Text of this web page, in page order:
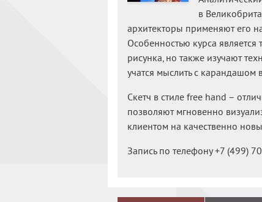
в
архитекторы применяют его
Особенностью курса является
рисунка, но также изучают
учатся мыслить с карандашом
Скетч в стиле free hand –
позволяют мгновенно
клиентом на качественно
Запись по телефону +7 (499)